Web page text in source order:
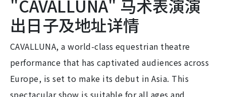
"CAVALLUNA" 马术表演演
出日子及地址详情
CAVALLUNA, a world-class equestrian theatre
performance that has captivated audiences across
Europe, is set to make its debut in Asia. This
spectacular show is suitable for all ages and